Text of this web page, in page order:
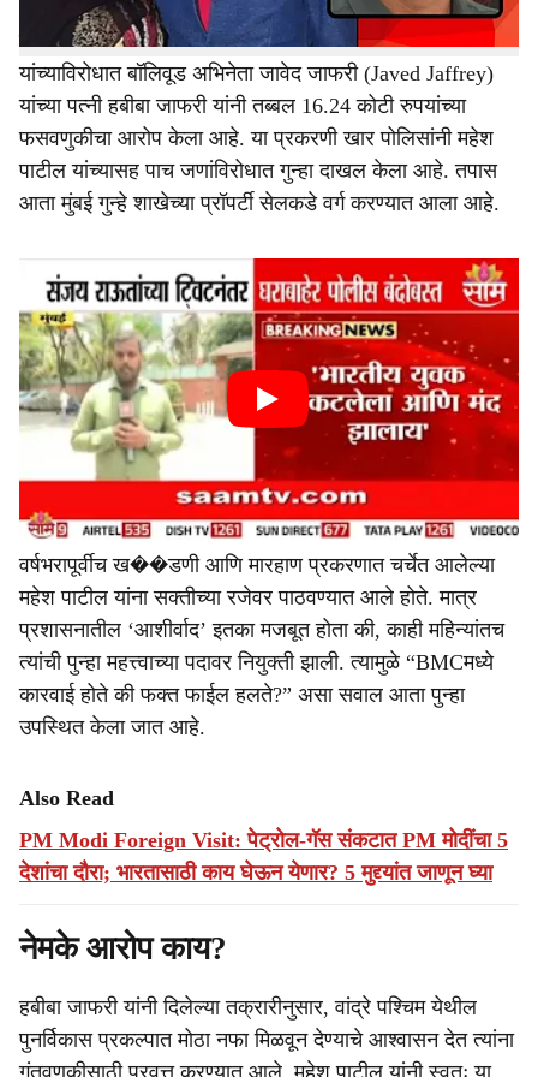
बीएमसीमधील (BMC) सहाय्यक आयुक्त महेश पाटील
यांच्याविरोधात बॉलिवूड अभिनेता जावेद जाफरी (Javed Jaffrey)
यांच्या पत्नी हबीबा जाफरी यांनी तब्बल 16.24 कोटी रुपयांच्या
फसवणुकीचा आरोप केला आहे. या प्रकरणी खार पोलिसांनी महेश
पाटील यांच्यासह पाच जणांविरोधात गुन्हा दाखल केला आहे. तपास
आता मुंबई गुन्हे शाखेच्या प्रॉपर्टी सेलकडे वर्ग करण्यात आला आहे.
वर्षभरापूर्वीच ख��डणी आणि मारहाण प्रकरणात चर्चेत आलेल्या
महेश पाटील यांना सक्तीच्या रजेवर पाठवण्यात आले होते. मात्र
प्रशासनातील ‘आशीर्वाद’ इतका मजबूत होता की, काही महिन्यांतच
त्यांची पुन्हा महत्त्वाच्या पदावर नियुक्ती झाली. त्यामुळे “BMCमध्ये
कारवाई होते की फक्त फाईल हलते?” असा सवाल आता पुन्हा
उपस्थित केला जात आहे.
Also Read
PM Modi Foreign Visit: पेट्रोल-गॅस संकटात PM मोदींचा 5
देशांचा दौरा; भारतासाठी काय घेऊन येणार? 5 मुद्द्यांत जाणून घ्या
नेमके आरोप काय?
हबीबा जाफरी यांनी दिलेल्या तक्रारीनुसार, वांद्रे पश्चिम येथील
पुनर्विकास प्रकल्पात मोठा नफा मिळवून देण्याचे आश्वासन देत त्यांना
गुंतवणुकीसाठी प्रवृत्त करण्यात आले. महेश पाटील यांनी स्वतः या